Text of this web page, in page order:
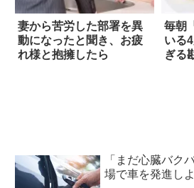
妻から苦労した部署を異
動になったと聞き、お疲
れ様と抱擁したら
毎朝
いる
ぎる
「まだ心臓バク
場で車を発進し